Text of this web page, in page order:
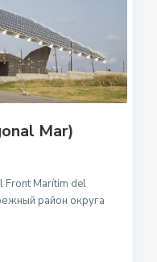
Mar)
Front Marítim del
район округа